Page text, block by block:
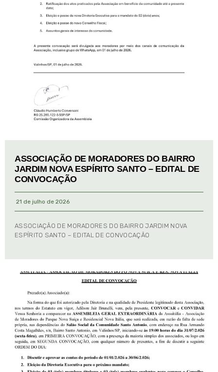
ASSOCIAÇÃO DE MORADORES DO BAIRRO
JARDIM NOVA ESPÍRITO SANTO – EDITAL DE
CONVOCAÇÃO
21 de julho de 2026
ASSOCIAÇÃO DE MORADORES DO BAIRRO JARDIM NOVA
ESPÍRITO SANTO – EDITAL DE CONVOCAÇÃO